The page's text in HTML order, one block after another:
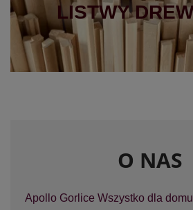
LISTWY
O NAS
Apollo Gorlice Wszystko dla